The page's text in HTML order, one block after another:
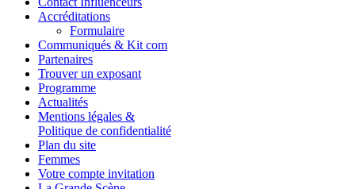
Accréditations
Formulaire
Communiqués & Kit com
Partenaires
Trouver un exposant
Programme
Actualités
Mentions légales &
Politique de confidentialité
Plan du site
Femmes
Votre compte invitation